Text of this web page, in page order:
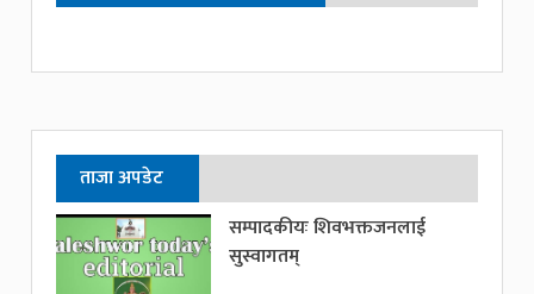
ताजा अपडेट
सम्पादकीयः शिवभक्तजनलाई
सुस्वागतम्